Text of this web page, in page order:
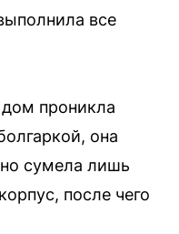
все
дом проникла
она
сумела лишь
после чего